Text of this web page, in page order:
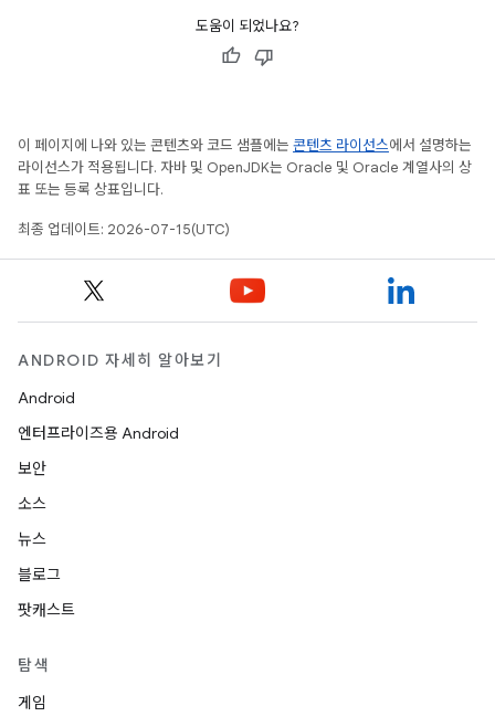
도움이 되었나요?
이 페이지에 나와 있는 콘텐츠와 코드 샘플에는 콘텐츠 라이선스에서 설명하는
라이선스가 적용됩니다. 자바 및 OpenJDK는 Oracle 및 Oracle 계열사의 상
표 또는 등록 상표입니다.
최종 업데이트: 2026-07-15(UTC)
ANDROID 자세히 알아보기
Android
엔터프라이즈용 Android
보안
소스
뉴스
블로그
팟캐스트
탐색
게임